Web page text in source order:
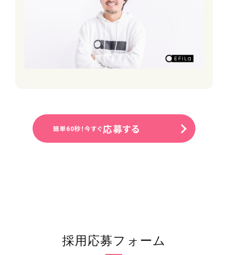
■週休3日（土日は必ず出勤をお願い
※GW・年末も土日は出勤をお願いしま
■有給休暇（法定通り）
■産前産後休暇（取得実績あり）
必要資格・免許等
【必須要件】
【歓迎要件】
・病棟看護師として実務経験のある方
簡単60秒！今すぐ応募する
採用応募フォーム